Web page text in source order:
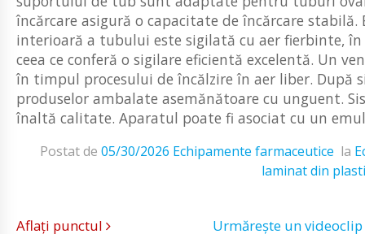
încărcare asigură o capacitate de încărcare stabilă.
interioară a tubului este sigilată cu aer fierbinte,
ceea ce conferă o sigilare eficientă excelentă. Un
în timpul procesului de încălzire în aer liber. După
produselor ambalate asemănătoare cu unguent.
înaltă calitate. Aparatul poate fi asociat cu un
Postat de 05/30/2026 Echipamente farmaceutice la
laminat din
Aflați punctul
Urmărește un videoclip